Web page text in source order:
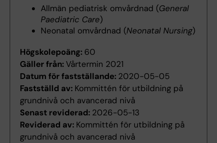
Allmän pediatrisk omvårdnad (General
Paediatric Care)
Neonatal omvårdnad (Neonatal Nursing)
Högskolepoäng: 60
Gäller från:Vårtermin 2021
Datum för fastställande: 2020-05-05
Fastställd av: Kommittén för utbildning på
grundnivå och avancerad nivå
Senast reviderad: 2026-05-13
Reviderad av: Kommittén för utbildning på
grundnivå och avancerad nivå